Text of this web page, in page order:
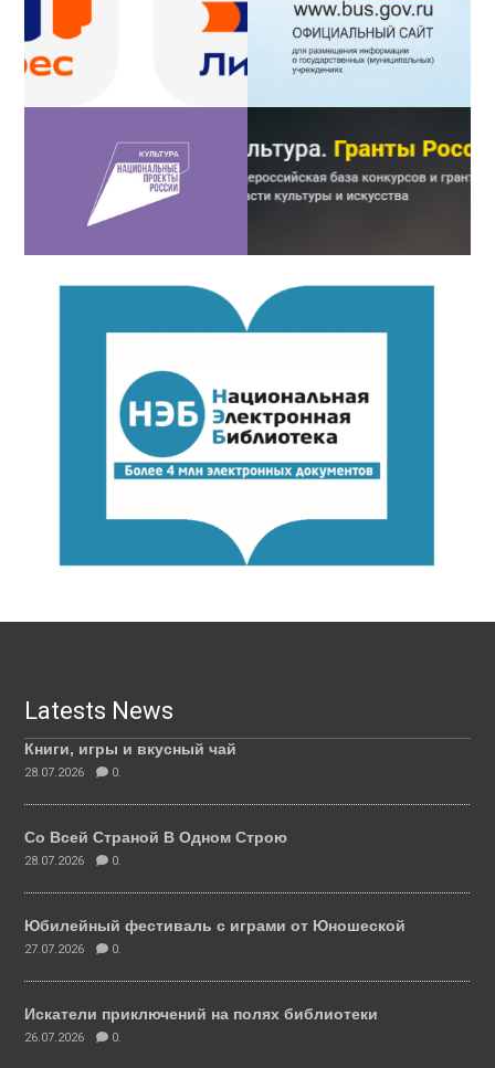
Latests News
Книги, игры и вкусный чай
28.07.2026 0.
Со Всей Страной В Одном Строю
28.07.2026 0.
Юбилейный фестиваль с играми от Юношеской
27.07.2026 0.
Искатели приключений на полях библиотеки
26.07.2026 0.